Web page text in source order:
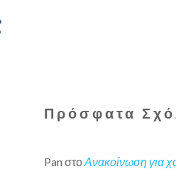
Πρόσφατα
Pan στοΑνακοίνωση για